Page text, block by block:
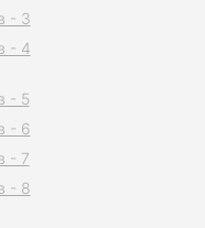
- 3
- 4
- 5
- 6
- 7
- 8